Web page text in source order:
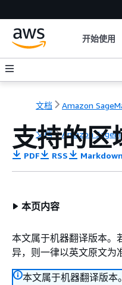
开始使用
文档 Amazon
文档 Amazon
支持的区
PDF RSS Markdown
本页内容
本文属于机器翻译版本。
异，则一律以英文原文为
本文属于机器翻译版本